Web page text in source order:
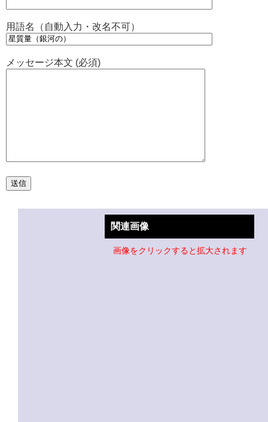
用語名（自動入力・改名不可）
メッセージ本文 (必須)
関連画像
画像をクリックすると拡大されます